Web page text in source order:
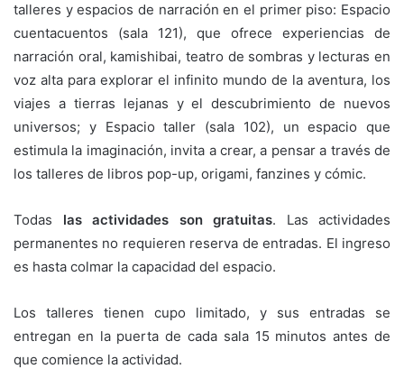
talleres y espacios de narración en el primer piso: Espacio
cuentacuentos (sala 121), que ofrece experiencias de
narración oral, kamishibai, teatro de sombras y lecturas en
voz alta para explorar el infinito mundo de la aventura, los
viajes a tierras lejanas y el descubrimiento de nuevos
universos; y Espacio taller (sala 102), un espacio que
estimula la imaginación, invita a crear, a pensar a través de
los talleres de libros pop-up, origami, fanzines y cómic.
Todas las actividades son gratuitas. Las actividades
permanentes no requieren reserva de entradas. El ingreso
es hasta colmar la capacidad del espacio.
Los talleres tienen cupo limitado, y sus entradas se
entregan en la puerta de cada sala 15 minutos antes de
que comience la actividad.